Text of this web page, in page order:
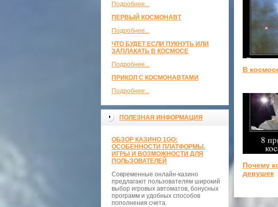
Подробнее...
ПЕРВЫЙ КОСМОНАВТ
Подробнее...
ЧТО БУДЕТ ЕСЛИ ПУКНУТЬ ИЛИ
ЗАПЛАКАТЬ В КОСМОСЕ
Подробнее...
ПРИКОЛ С КОСМОНАВТАМИ
Подробнее...
ПОЛЕЗНАЯ ИНФОРМАЦИЯ
ОБЗОР КАЗИНО 1GO:
ОСОБЕННОСТИ ПЛАТФОРМЫ,
ИГРЫ И ВОЗМОЖНОСТИ ДЛЯ
ПОЛЬЗОВАТЕЛЕЙ
Современные онлайн-казино
предлагают пользователям широкий
выбор игровых автоматов, бонусных
программ и удобных способов
пополнения счета.
В
Почему
девушек